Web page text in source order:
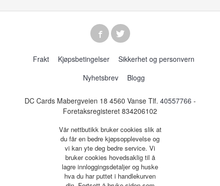
Frakt Kjøpsbetingelser
Sikkerhet og personvern
Nyhetsbrev
Blogg
DC Cards Mabergveien 18 4560 Vanse Tlf. 40557766 -
Foretaksregisteret 834206102
Vår nettbutikk bruker cookies slik at
du får en bedre kjøpsopplevelse og
vi kan yte deg bedre service. Vi
bruker cookies hovedsaklig til å
lagre innloggingsdetaljer og huske
hva du har puttet i handlekurven